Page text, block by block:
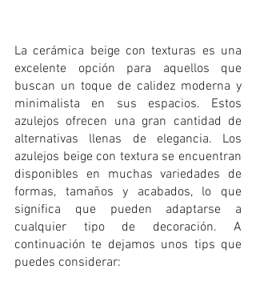
La cerámica beige con texturas es una
excelente opción para aquellos que
buscan un toque de calidez moderna y
minimalista en sus espacios. Estos
azulejos ofrecen una gran cantidad de
alternativas llenas de elegancia. Los
azulejos beige con textura se encuentran
disponibles en muchas variedades de
formas, tamaños y acabados, lo que
significa que pueden adaptarse a
cualquier tipo de decoración. A
continuación te dejamos unos tips que
puedes considerar: